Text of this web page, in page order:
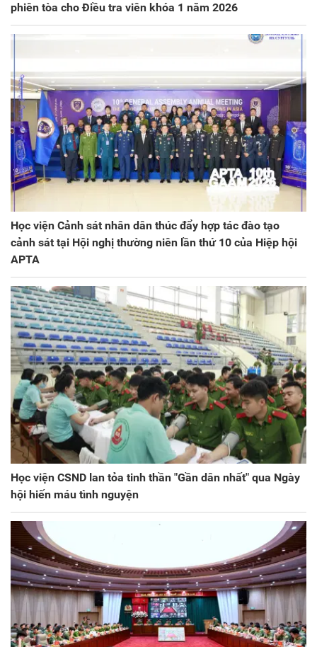
phiên tòa cho Điều tra viên khóa 1 năm 2026
Học viện Cảnh sát nhân dân thúc đẩy hợp tác đào tạo
cảnh sát tại Hội nghị thường niên lần thứ 10 của Hiệp hội
APTA
Học viện CSND lan tỏa tinh thần "Gần dân nhất" qua Ngày
hội hiến máu tình nguyện